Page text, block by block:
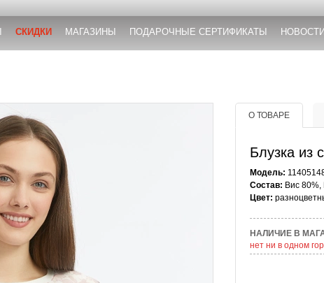
СКИДКИ МАГАЗИНЫ ПОДАРОЧНЫЕ СЕРТИФИКАТЫ НОВОСТИ
О ТОВАРЕ
Блузка из
Модель:
Состав: Вис
Цвет:
НАЛИЧИЕ В
нет ни в одном